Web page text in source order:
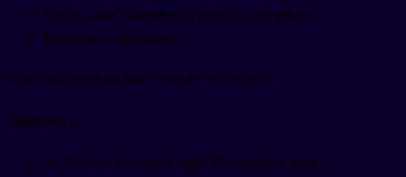
Predicciones generales sin evidencia inmediata
Promesas y ofrecimientos
Mira estos ejemplos para entender la diferencia:
Situación 1:
A: "We don't have any milk" (No tenemos leche)